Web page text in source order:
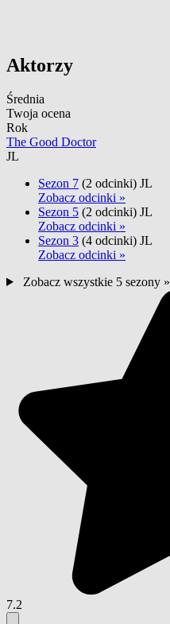
Aktorzy
Średnia
Twoja ocena
Rok
The Good Doctor
JL
Sezon 7 (2 odcinki) JL
Zobacz odcinki »
Sezon 5 (2 odcinki) JL
Zobacz odcinki »
Sezon 3 (4 odcinki) JL
Zobacz odcinki »
Zobacz wszystkie 5 sezony »
7.2